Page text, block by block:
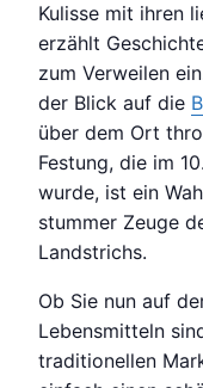
Kulisse mit ihren
erzählt
zum Verweilen
der Blick auf die
über dem Ort
Festung, die im
wurde, ist ein
stummer Zeuge
Landstrichs.
Ob Sie nun auf
Lebensmitteln
traditionellen